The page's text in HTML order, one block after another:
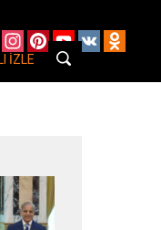
X Instagram
PinterestYouTube
VK
İZLE